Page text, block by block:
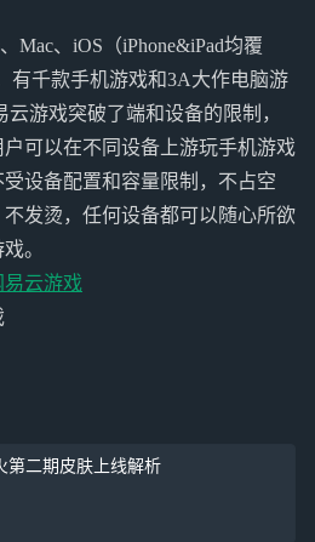
Mac、iOS（iPhone&iPad均覆
有千款手机游戏和3A大作电脑游
游戏突破了端和设备的限制，
可以在不同设备上游玩手机游戏
设备配置和容量限制，不占空
发烫，任何设备都可以随心所欲
。
易云游戏
第二期皮肤上线解析